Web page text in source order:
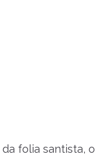
folia santista, o